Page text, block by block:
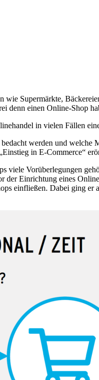
wie Supermärkte,
denn einen Online-Shop
in vielen Fällen
werden und
in E-Commerce“
viele Vorüberlegungen
der Einrichtung eines
einfließen. Dabei ging